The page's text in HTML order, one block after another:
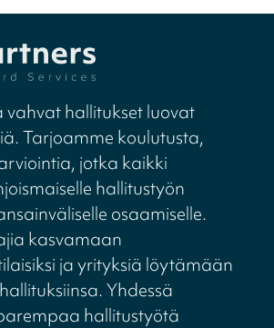
vahvat hallitukset luovat
Tarjoamme koulutusta,
jotka kaikki
hallitustyön
osaamiselle.
kasvamaan
ja yrityksiä löytämään
Yhdessä
hallitustyötä